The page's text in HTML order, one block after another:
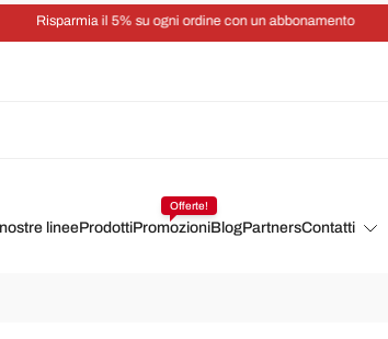
il 5% su ogni ordine con un abbonamento
lineeProdottiPromozioni
Offerte!
BlogPartnersContatti